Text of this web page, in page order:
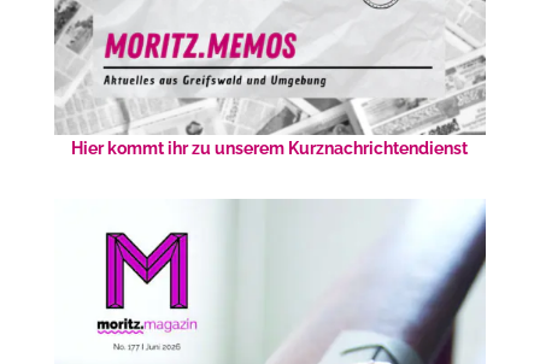
Hier kommt ihr zu unserem Kurznachrichtendienst